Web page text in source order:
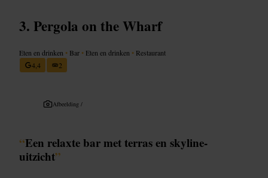
Pergola on the Wharf
Eten en drinken • Bar • Eten en drinken • Restaurant
4,4
2
Afbeelding /
“Een relaxte bar met terras en skyline-
uitzicht”